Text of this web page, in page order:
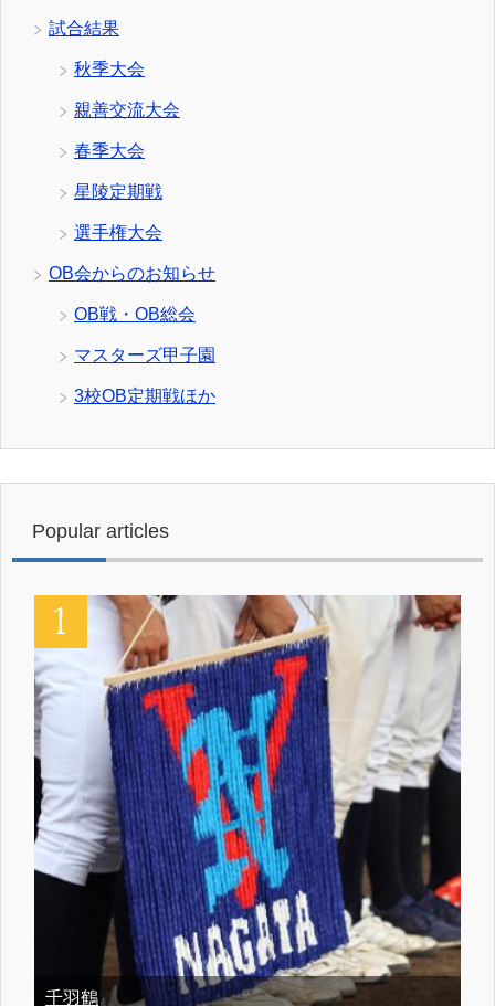
試合結果
秋季大会
親善交流大会
春季大会
星陵定期戦
選手権大会
OB会からのお知らせ
OB戦・OB総会
マスターズ甲子園
3校OB定期戦ほか
Popular articles
千羽鶴